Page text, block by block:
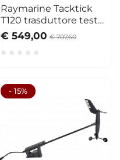
Raymarine Tacktick
T120 trasduttore testa
d'albero
€ 549,00 € 707,60
- 15%